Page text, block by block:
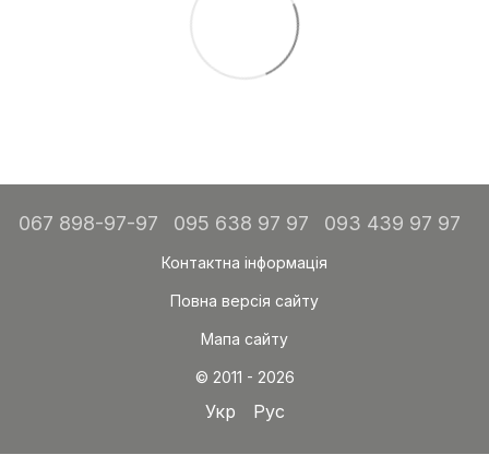
067 898-97-97 095 638 97 97 093 439 97 97
Контактна інформація
Повна версія сайту
Мапа сайту
© 2011 - 2026
Укр Рус